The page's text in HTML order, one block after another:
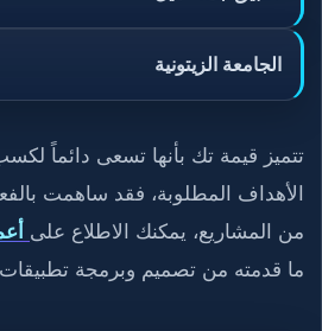
الجامعة الزيتونية
تتميز قيمة تك بأنها تسعى دائماً
الأهداف المطلوبة، فقد ساهمت
من المشاريع، يمكنك الاطلاع على
ما قدمته من تصميم وبرمجة